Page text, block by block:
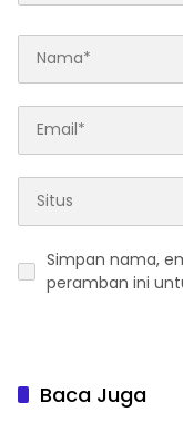
Simpan nama,
peramban ini
Baca Juga